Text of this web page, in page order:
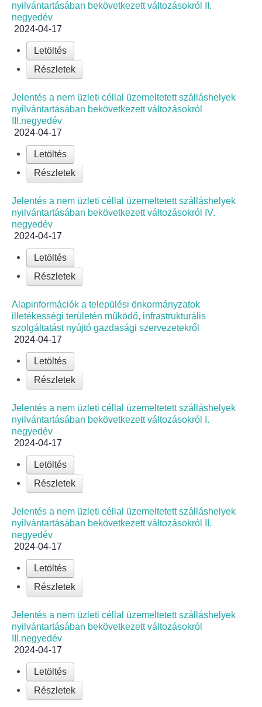
nyilvántartásában bekövetkezett változásokról II.
negyedév
2024-04-17
Letöltés
Részletek
Jelentés a nem üzleti céllal üzemeltetett szálláshelyek
nyilvántartásában bekövetkezett változásokról
III.negyedév
2024-04-17
Letöltés
Részletek
Jelentés a nem üzleti céllal üzemeltetett szálláshelyek
nyilvántartásában bekövetkezett változásokról IV.
negyedév
2024-04-17
Letöltés
Részletek
Alapinformációk a települési önkormányzatok
illetékességi területén működő, infrastrukturális
szolgáltatást nyújtó gazdasági szervezetekről
2024-04-17
Letöltés
Részletek
Jelentés a nem üzleti céllal üzemeltetett szálláshelyek
nyilvántartásában bekövetkezett változásokról I.
negyedév
2024-04-17
Letöltés
Részletek
Jelentés a nem üzleti céllal üzemeltetett szálláshelyek
nyilvántartásában bekövetkezett változásokról II.
negyedév
2024-04-17
Letöltés
Részletek
Jelentés a nem üzleti céllal üzemeltetett szálláshelyek
nyilvántartásában bekövetkezett változásokról
III.negyedév
2024-04-17
Letöltés
Részletek